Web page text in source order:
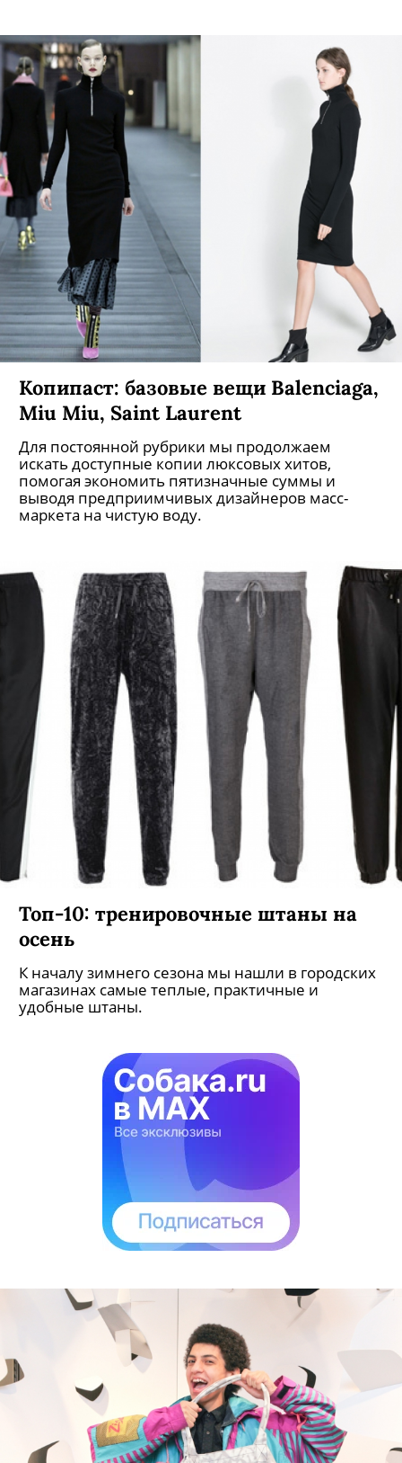
Копипаст: базовые вещи Balenciaga,
Miu Miu, Saint Laurent
Для постоянной рубрики мы продолжаем
искать доступные копии люксовых хитов,
помогая экономить пятизначные суммы и
выводя предприимчивых дизайнеров масс-
маркета на чистую воду.
Топ-10: тренировочные штаны на
осень
К началу зимнего сезона мы нашли в городских
магазинах самые теплые, практичные и
удобные штаны.